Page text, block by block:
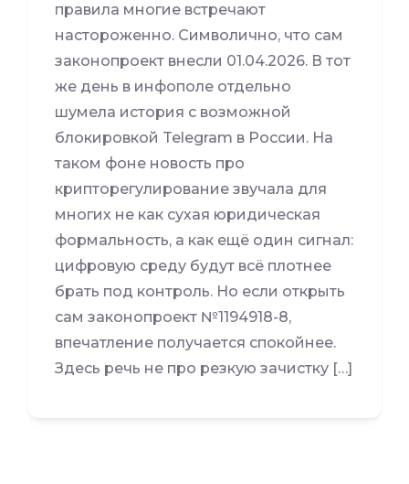
правила многие встречают
настороженно. Символично, что сам
законопроект внесли 01.04.2026. В тот
же день в инфополе отдельно
шумела история с возможной
блокировкой Telegram в России. На
таком фоне новость про
крипторегулирование звучала для
многих не как сухая юридическая
формальность, а как ещё один сигнал:
цифровую среду будут всё плотнее
брать под контроль. Но если открыть
сам законопроект №1194918-8,
впечатление получается спокойнее.
Здесь речь не про резкую зачистку […]